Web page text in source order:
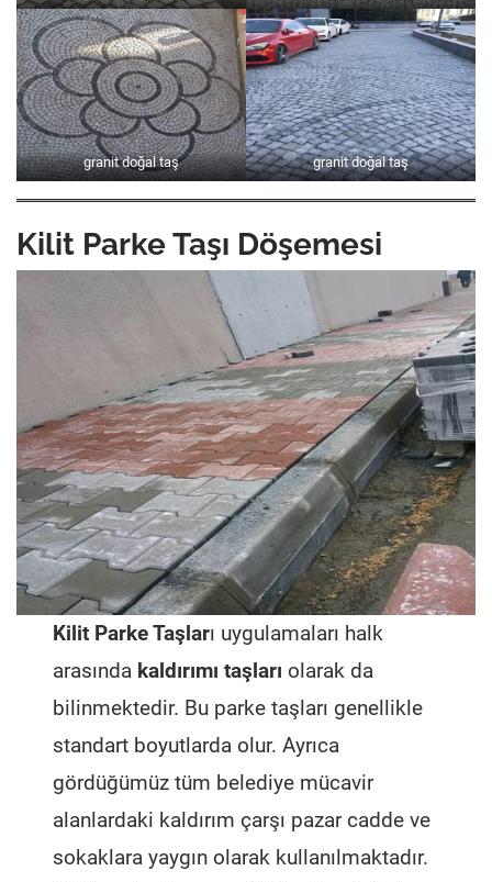
granit doğal taş granit doğal taş
Kilit Parke Taşı Döşemesi
Kilit Parke Taşları uygulamaları halk
arasında kaldırımı taşları olarak da
bilinmektedir. Bu parke taşları genellikle
standart boyutlarda olur. Ayrıca
gördüğümüz tüm belediye mücavir
alanlardaki kaldırım çarşı pazar cadde ve
sokaklara yaygın olarak kullanılmaktadır.